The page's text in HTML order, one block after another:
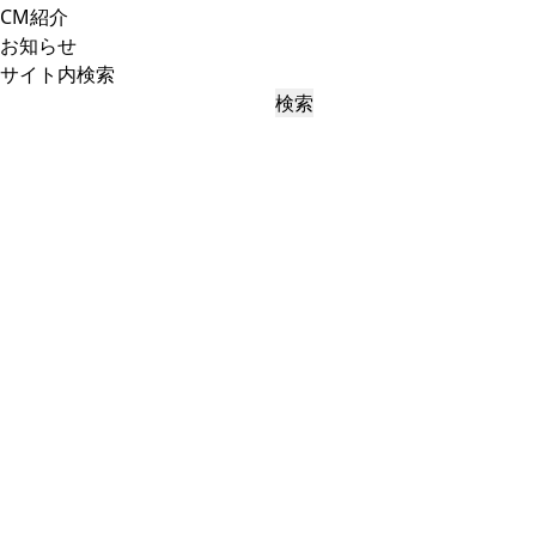
CM紹介
お知らせ
サイト内検索
検索